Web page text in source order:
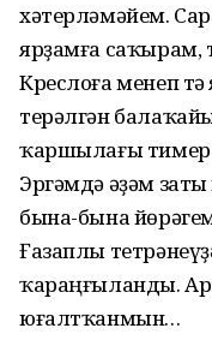
хәтерләмәйем.
ярҙамға
Креслоға менеп
терәлгән
ҡаршылағы тимер
Эргәмдә әҙәм
бына-бына
Ғазаплы
ҡараңғыланды.
юғалтҡанмын…